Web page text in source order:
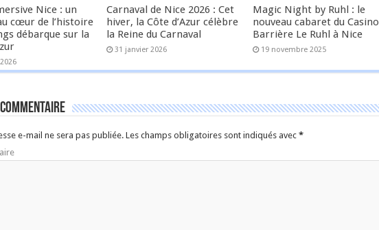
Nice : un
cœur de l’histoire
débarque sur la
Carnaval de Nice 2026 : Cet
hiver, la Côte d’Azur célèbre
la Reine du Carnaval
31 janvier 2026
Magic Night by Ruhl : le
nouveau cabaret du Casino
Barrière Le Ruhl à Nice
19 novembre 2025
e-mail ne sera pas publiée.Les champs obligatoires sont indiqués avec *